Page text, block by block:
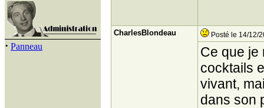
· Panneau
CharlesBlondeau Posté le 14/12/
Ce que je
cocktails
vivant,
dans son